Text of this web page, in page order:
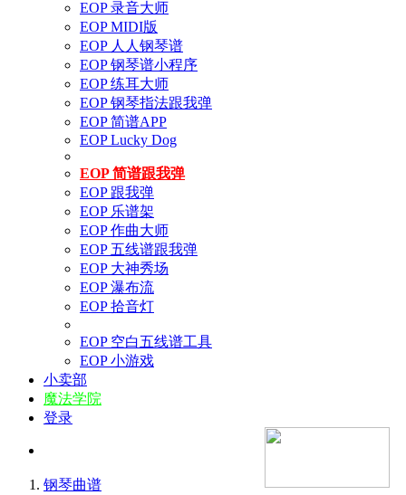
EOP 录音大师
EOP MIDI版
EOP 人人钢琴谱
EOP 钢琴谱小程序
EOP 练耳大师
EOP 钢琴指法跟我弹
EOP 简谱APP
EOP Lucky Dog
EOP 简谱跟我弹
EOP 跟我弹
EOP 乐谱架
EOP 作曲大师
EOP 五线谱跟我弹
EOP 大神秀场
EOP 瀑布流
EOP 拾音灯
EOP 空白五线谱工具
EOP 小游戏
小卖部
魔法学院
登录
钢琴曲谱